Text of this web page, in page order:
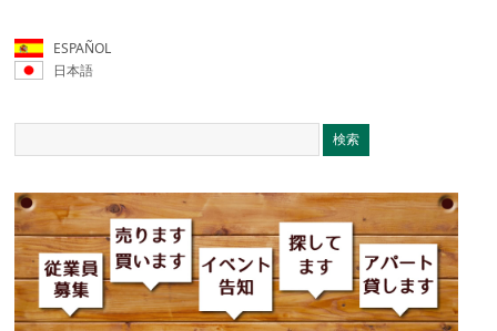
ESPAÑOL
日本語